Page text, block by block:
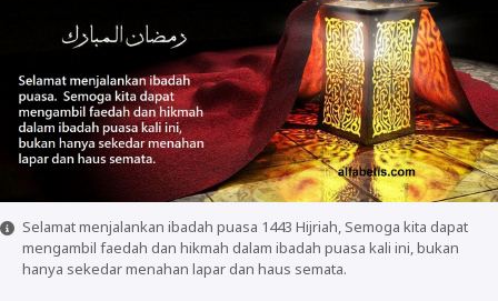
Selamat menjalankan ibadah puasa 1443 Hijriah, Semoga kita dapat
mengambil faedah dan hikmah dalam ibadah puasa kali ini, bukan
hanya sekedar menahan lapar dan haus semata.